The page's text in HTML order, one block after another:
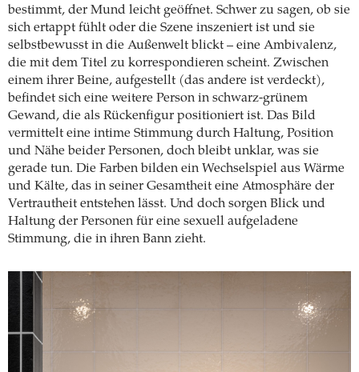
bestimmt, der Mund leicht geöffnet. Schwer zu sagen, ob sie
sich ertappt fühlt oder die Szene inszeniert ist und sie
selbstbewusst in die Außenwelt blickt – eine Ambivalenz,
die mit dem Titel zu korrespondieren scheint. Zwischen
einem ihrer Beine, aufgestellt (das andere ist verdeckt),
befindet sich eine weitere Person in schwarz-grünem
Gewand, die als Rückenfigur positioniert ist. Das Bild
vermittelt eine intime Stimmung durch Haltung, Position
und Nähe beider Personen, doch bleibt unklar, was sie
gerade tun. Die Farben bilden ein Wechselspiel aus Wärme
und Kälte, das in seiner Gesamtheit eine Atmosphäre der
Vertrautheit entstehen lässt. Und doch sorgen Blick und
Haltung der Personen für eine sexuell aufgeladene
Stimmung, die in ihren Bann zieht.